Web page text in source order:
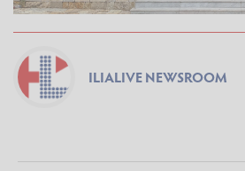
ILIALIVE NEWSROOM